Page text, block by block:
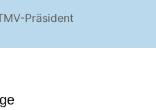
Präsident